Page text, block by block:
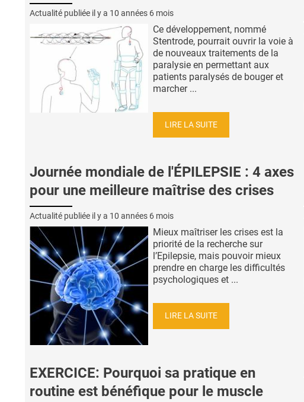
Actualité publiée il y a 10 années 6 mois
Ce développement, nommé
Stentrode, pourrait ouvrir la voie à
de nouveaux traitements de la
paralysie en permettant aux
patients paralysés de bouger et
marcher ...
LIRE LA SUITE
Journée mondiale de l'ÉPILEPSIE : 4 axes
pour une meilleure maîtrise des crises
Actualité publiée il y a 10 années 6 mois
Mieux maîtriser les crises est la
priorité de la recherche sur
l’Epilepsie, mais pouvoir mieux
prendre en charge les difficultés
psychologiques et ...
LIRE LA SUITE
EXERCICE: Pourquoi sa pratique en
routine est bénéfique pour le muscle